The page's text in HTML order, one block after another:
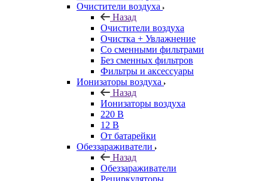
Очистители воздуха
Назад
Очистители воздуха
Очистка + Увлажнение
Cо сменными фильтрами
Без сменных фильтров
Фильтры и аксессуары
Ионизаторы воздуха
Назад
Ионизаторы воздуха
220 В
12 В
От батарейки
Обеззараживатели
Назад
Обеззараживатели
Рециркуляторы